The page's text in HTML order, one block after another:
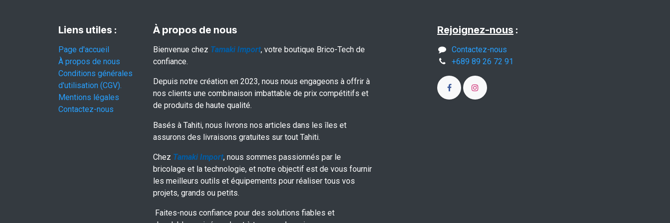
Liens utiles :
Page d'accueil
À propos de nous
Conditions générales
d'utilisation (CGV).
Mentions légales
Contactez-nous
À propos de nous
Bienvenue chez Tamaki Import, votre boutique Brico-Tech de
confiance.
Depuis notre création en 2023, nous nous engageons à offrir à
nos clients une combinaison imbattable de prix compétitifs et
de produits de haute qualité.
Basés à Tahiti, nous livrons nos articles dans les îles et
assurons des livraisons gratuites sur tout Tahiti.
Chez Tamaki Import, nous sommes passionnés par le
bricolage et la technologie, et notre objectif est de vous fournir
les meilleurs outils et équipements pour réaliser tous vos
projets, grands ou petits.
Faites-nous confiance pour des solutions fiables et
Rejoignez-nous :
Contactez-nous
+689 89 26 72 91